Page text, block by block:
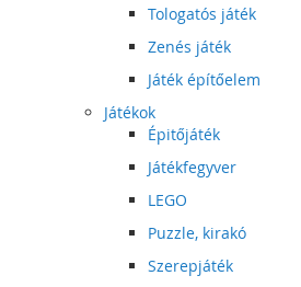
Tologatós játék
Zenés játék
Játék építőelem
Játékok
Épitőjáték
Játékfegyver
LEGO
Puzzle, kirakó
Szerepjáték